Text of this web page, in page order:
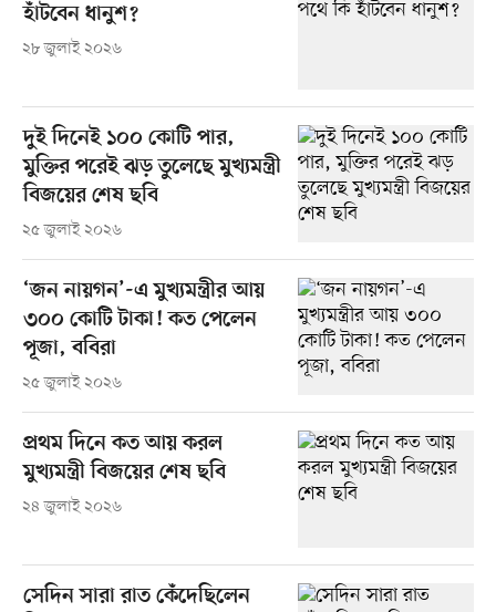
হাঁটবেন ধানুশ?
২৮ জুলাই ২০২৬
দুই দিনেই ১০০ কোটি পার,
মুক্তির পরেই ঝড় তুলেছে মুখ্যমন্ত্রী
বিজয়ের শেষ ছবি
২৫ জুলাই ২০২৬
‘জন নায়গন’-এ মুখ্যমন্ত্রীর আয়
৩০০ কোটি টাকা! কত পেলেন
পূজা, ববিরা
২৫ জুলাই ২০২৬
প্রথম দিনে কত আয় করল
মুখ্যমন্ত্রী বিজয়ের শেষ ছবি
২৪ জুলাই ২০২৬
সেদিন সারা রাত কেঁদেছিলেন